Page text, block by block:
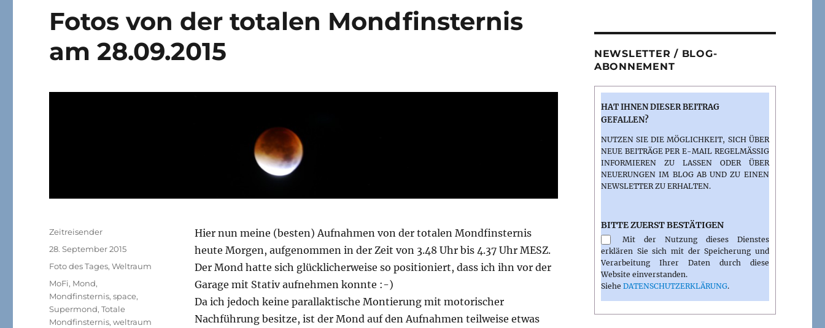
Fotos von der totalen Mondfinsternis
am 28.09.2015
Hier nun meine (besten) Aufnahmen von der totalen Mondfinsternis
heute Morgen, aufgenommen in der Zeit von 3.48 Uhr bis 4.37 Uhr MESZ.
Der Mond hatte sich glücklicherweise so positioniert, dass ich ihn vor der
Garage mit Stativ aufnehmen konnte :-)
Da ich jedoch keine parallaktische Montierung mit motorischer
Nachführung besitze, ist der Mond auf den Aufnahmen teilweise etwas
Autor
Zeitreisender
Veröffentlicht
28. September 2015
Kategorien
Foto des Tages,Weltraum
Schlagwörter
MoFi, Mond,
Mondfinsternis,space,
Supermond,Totale
Mondfinsternis,weltraum
NEWSLETTER / BLOG-
ABONNEMENT
HAT IHNEN DIESER BEITRAG
GEFALLEN?
NUTZEN SIE DIE MÖGLICHKEIT, SICH ÜBER
NEUE BEITRÄGE PER E-MAIL REGELMÄSSIG I
NFORMIEREN ZU LASSEN ODER ÜBER N
EUERUNGEN IM BLOG AB UND ZU EINEN N
EWSLETTER ZU ERHALTEN.
BITTE ZUERST BESTÄTIGEN
Mit der Nutzung dieses Dienstes
erklären Sie sich mit der Speicherung und
Verarbeitung Ihrer Daten durch diese
Website einverstanden.
Siehe DATENSCHUTZERKLÄRUNG.